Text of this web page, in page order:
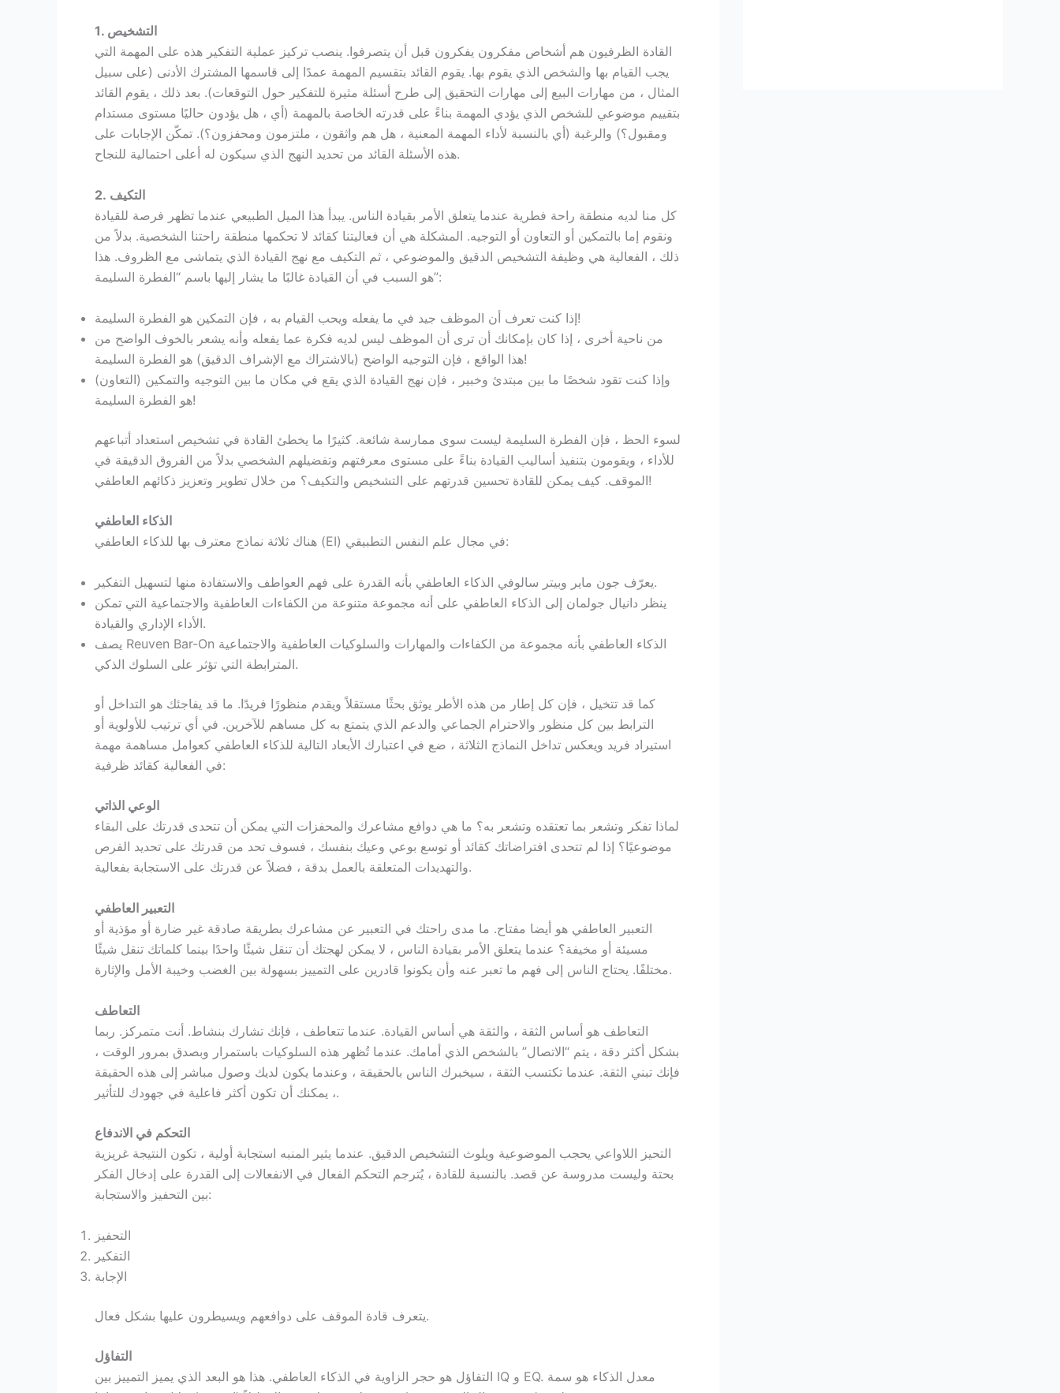
1. التشخيص
القادة الظرفيون هم أشخاص مفكرون يفكرون قبل أن يتصرفوا. ينصب تركيز عملية التفكير هذه على المهمة التي
يجب القيام بها والشخص الذي يقوم بها. يقوم القائد بتقسيم المهمة عمدًا إلى قاسمها المشترك الأدنى (على سبيل
المثال ، من مهارات البيع إلى مهارات التحقيق إلى طرح أسئلة مثيرة للتفكير حول التوقعات). بعد ذلك ، يقوم القائد
بتقييم موضوعي للشخص الذي يؤدي المهمة بناءً على قدرته الخاصة بالمهمة (أي ، هل يؤدون حاليًا مستوى مستدام
ومقبول؟) والرغبة (أي بالنسبة لأداء المهمة المعنية ، هل هم واثقون ، ملتزمون ومحفزون؟). تمكّن الإجابات على
هذه الأسئلة القائد من تحديد النهج الذي سيكون له أعلى احتمالية للنجاح.
2. التكيف
كل منا لديه منطقة راحة فطرية عندما يتعلق الأمر بقيادة الناس. يبدأ هذا الميل الطبيعي عندما تظهر فرصة للقيادة
ونقوم إما بالتمكين أو التعاون أو التوجيه. المشكلة هي أن فعاليتنا كقائد لا تحكمها منطقة راحتنا الشخصية. بدلاً من
ذلك ، الفعالية هي وظيفة التشخيص الدقيق والموضوعي ، ثم التكيف مع نهج القيادة الذي يتماشى مع الظروف. هذا
هو السبب في أن القيادة غالبًا ما يشار إليها باسم “الفطرة السليمة”:
إذا كنت تعرف أن الموظف جيد في ما يفعله ويحب القيام به ، فإن التمكين هو الفطرة السليمة!
من ناحية أخرى ، إذا كان بإمكانك أن ترى أن الموظف ليس لديه فكرة عما يفعله وأنه يشعر بالخوف الواضح من
هذا الواقع ، فإن التوجيه الواضح (بالاشتراك مع الإشراف الدقيق) هو الفطرة السليمة!
وإذا كنت تقود شخصًا ما بين مبتدئ وخبير ، فإن نهج القيادة الذي يقع في مكان ما بين التوجيه والتمكين (التعاون)
هو الفطرة السليمة!
لسوء الحظ ، فإن الفطرة السليمة ليست سوى ممارسة شائعة. كثيرًا ما يخطئ القادة في تشخيص استعداد أتباعهم
للأداء ، ويقومون بتنفيذ أساليب القيادة بناءً على مستوى معرفتهم وتفضيلهم الشخصي بدلاً من الفروق الدقيقة في
الموقف. كيف يمكن للقادة تحسين قدرتهم على التشخيص والتكيف؟ من خلال تطوير وتعزيز ذكائهم العاطفي!
الذكاء العاطفي
هناك ثلاثة نماذج معترف بها للذكاء العاطفي (EI) في مجال علم النفس التطبيقي:
يعرّف جون ماير وبيتر سالوفي الذكاء العاطفي بأنه القدرة على فهم العواطف والاستفادة منها لتسهيل التفكير.
ينظر دانيال جولمان إلى الذكاء العاطفي على أنه مجموعة متنوعة من الكفاءات العاطفية والاجتماعية التي تمكن
الأداء الإداري والقيادة.
يصف Reuven Bar-On الذكاء العاطفي بأنه مجموعة من الكفاءات والمهارات والسلوكيات العاطفية والاجتماعية
المترابطة التي تؤثر على السلوك الذكي.
كما قد تتخيل ، فإن كل إطار من هذه الأطر يوثق بحثًا مستقلاً ويقدم منظورًا فريدًا. ما قد يفاجئك هو التداخل أو
الترابط بين كل منظور والاحترام الجماعي والدعم الذي يتمتع به كل مساهم للآخرين. في أي ترتيب للأولوية أو
استيراد فريد ويعكس تداخل النماذج الثلاثة ، ضع في اعتبارك الأبعاد التالية للذكاء العاطفي كعوامل مساهمة مهمة
في الفعالية كقائد ظرفية:
الوعي الذاتي
لماذا تفكر وتشعر بما تعتقده وتشعر به؟ ما هي دوافع مشاعرك والمحفزات التي يمكن أن تتحدى قدرتك على البقاء
موضوعيًا؟ إذا لم تتحدى افتراضاتك كقائد أو توسع بوعي وعيك بنفسك ، فسوف تحد من قدرتك على تحديد الفرص
والتهديدات المتعلقة بالعمل بدقة ، فضلاً عن قدرتك على الاستجابة بفعالية.
التعبير العاطفي
التعبير العاطفي هو أيضا مفتاح. ما مدى راحتك في التعبير عن مشاعرك بطريقة صادقة غير ضارة أو مؤذية أو
مسيئة أو مخيفة؟ عندما يتعلق الأمر بقيادة الناس ، لا يمكن لهجتك أن تنقل شيئًا واحدًا بينما كلماتك تنقل شيئًا
مختلفًا. يحتاج الناس إلى فهم ما تعبر عنه وأن يكونوا قادرين على التمييز بسهولة بين الغضب وخيبة الأمل والإثارة.
التعاطف
التعاطف هو أساس الثقة ، والثقة هي أساس القيادة. عندما تتعاطف ، فإنك تشارك بنشاط. أنت متمركز. ربما
بشكل أكثر دقة ، يتم “الاتصال” بالشخص الذي أمامك. عندما تُظهر هذه السلوكيات باستمرار وبصدق بمرور الوقت ،
فإنك تبني الثقة. عندما تكتسب الثقة ، سيخبرك الناس بالحقيقة ، وعندما يكون لديك وصول مباشر إلى هذه الحقيقة
، يمكنك أن تكون أكثر فاعلية في جهودك للتأثير.
التحكم في الاندفاع
التحيز اللاواعي يحجب الموضوعية ويلوث التشخيص الدقيق. عندما يثير المنبه استجابة أولية ، تكون النتيجة غريزية
بحتة وليست مدروسة عن قصد. بالنسبة للقادة ، يُترجم التحكم الفعال في الانفعالات إلى القدرة على إدخال الفكر
بين التحفيز والاستجابة:
التحفيز
التفكير
الإجابة
يتعرف قادة الموقف على دوافعهم ويسيطرون عليها بشكل فعال.
التفاؤل
التفاؤل هو حجر الزاوية في الذكاء العاطفي. هذا هو البعد الذي يميز التمييز بين IQ و EQ. معدل الذكاء هو سمة